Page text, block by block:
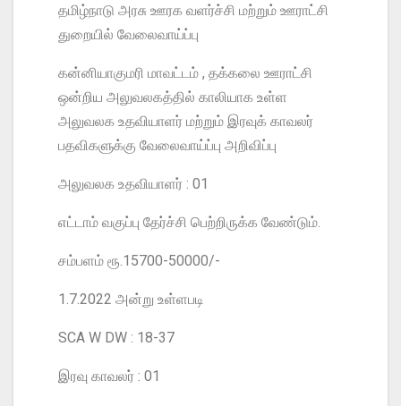
தமிழ்நாடு அரசு ஊரக வளர்ச்சி மற்றும் ஊராட்சி
துறையில் வேலைவாய்ப்பு
கன்னியாகுமரி மாவட்டம் , தக்கலை ஊராட்சி
ஒன்றிய அலுவலகத்தில் காலியாக உள்ள
அலுவலக உதவியாளர் மற்றும் இரவுக் காவலர்
பதவிகளுக்கு வேலைவாய்ப்பு அறிவிப்பு
அலுவலக உதவியாளர் : 01
எட்டாம் வகுப்பு தேர்ச்சி பெற்றிருக்க வேண்டும்.
சம்பளம் ரூ.15700-50000/-
1.7.2022 அன்று உள்ளபடி
SCA W DW : 18-37
இரவு காவலர் : 01